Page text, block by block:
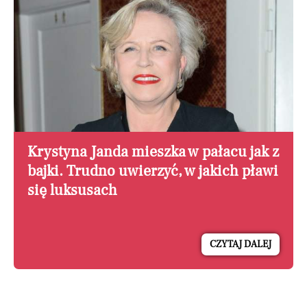
Krystyna Janda mieszka w pałacu jak z
bajki. Trudno uwierzyć, w jakich pławi
się luksusach
CZYTAJ DALEJ